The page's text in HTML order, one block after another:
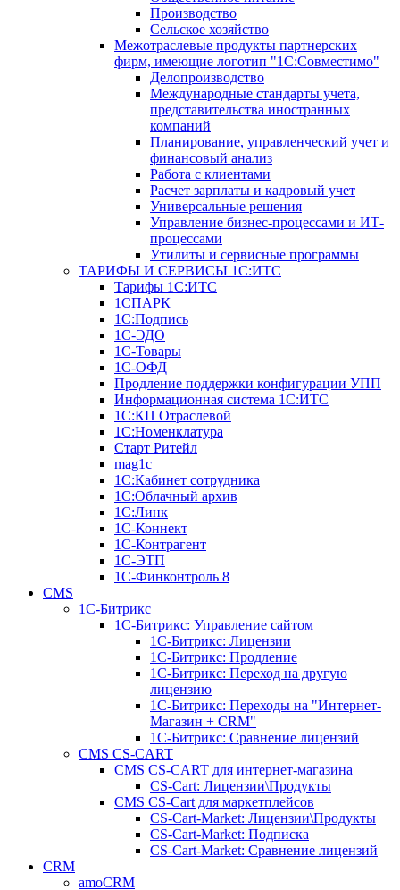
Производство
Сельское хозяйство
Межотраслевые продукты партнерских
фирм, имеющие логотип "1С:Совместимо"
Делопроизводство
Международные стандарты учета,
представительства иностранных
компаний
Планирование, управленческий учет и
финансовый анализ
Работа с клиентами
Расчет зарплаты и кадровый учет
Универсальные решения
Управление бизнес-процессами и ИТ-
процессами
Утилиты и сервисные программы
ТАРИФЫ И СЕРВИСЫ 1С:ИТС
Тарифы 1С:ИТС
1СПАРК
1С:Подпись
1С-ЭДО
1С-Товары
1С-ОФД
Продление поддержки конфигурации УПП
Информационная система 1С:ИТС
1С:КП Отраслевой
1С:Номенклатура
Старт Ритейл
mag1c
1С:Кабинет сотрудника
1С:Облачный архив
1С:Линк
1С-Коннект
1С-Контрагент
1С-ЭТП
1С-Финконтроль 8
CMS
1С-Битрикс
1С-Битрикc: Управление сайтом
1С-Битрикc: Лицензии
1С-Битрикc: Продление
1С-Битрикc: Переход на другую
лицензию
1С-Битрикc: Переходы на "Интернет-
Магазин + CRM"
1С-Битрикс: Сравнение лицензий
CMS CS-CART
CMS CS-CART для интернет-магазина
CS-Cart: Лицензии\Продукты
CMS CS-Cart для маркетплейсов
CS-Cart-Market: Лицензии\Продукты
CS-Cart-Market: Подписка
CS-Cart-Market: Сравнение лицензий
CRM
amoCRM